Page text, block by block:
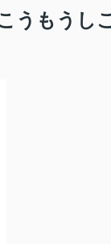
うもうし